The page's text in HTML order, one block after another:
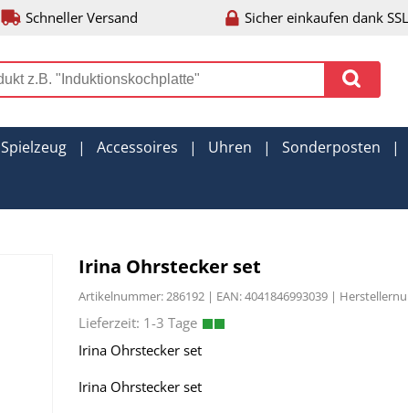
Schneller Versand Sicher einkaufen dank SSL
Spielzeug | Accessoires | Uhren | Sonderposten |
Irina Ohrstecker set
Artikelnummer: 286192 | EAN: 4041846993039 |
Irina Ohrstecker set
Irina Ohrstecker set